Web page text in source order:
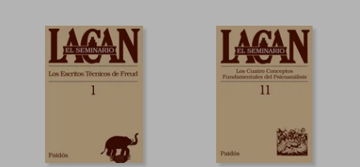
dcto. $ 57.781 dcto.